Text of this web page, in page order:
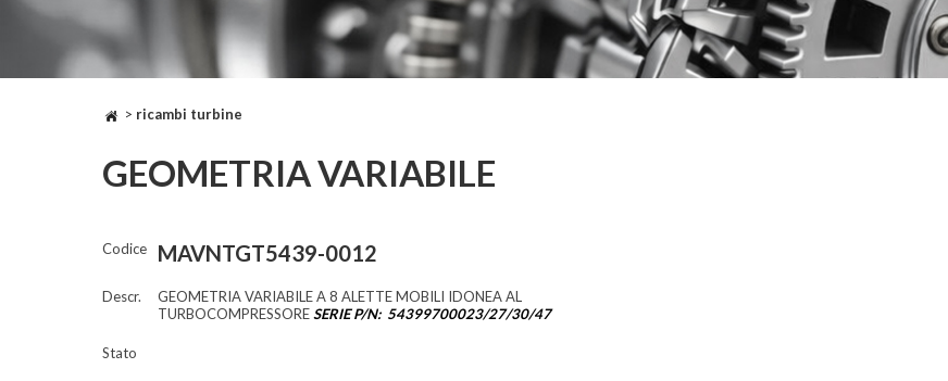
> ricambi turbine
GEOMETRIA VARIABILE
Codice MAVNTGT5439-0012
Descr.
GEOMETRIA VARIABILE A 8 ALETTE MOBILI IDONEA AL
TURBOCOMPRESSORESERIE P/N: 54399700023/27/30/47
Stato